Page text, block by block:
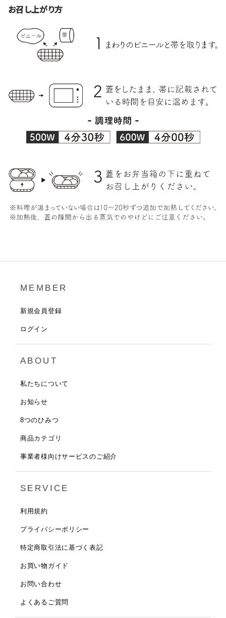
お召し上がり方
MEMBER
新規会員登録
ログイン
ABOUT
私たちについて
お知らせ
8つのひみつ
商品カテゴリ
事業者様向けサービスのご紹介
SERVICE
利用規約
プライバシーポリシー
特定商取引法に基づく表記
お買い物ガイド
お問い合わせ
よくあるご質問